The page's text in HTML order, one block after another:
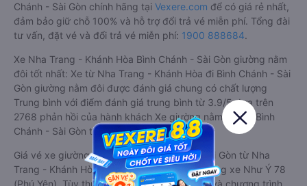
Chánh - Sài Gòn chính hãng tại Vexere.com để có giá rẻ nhất,
đảm bảo giữ chỗ 100% và hỗ trợ đổi trả vé miễn phí. Tổng đài
tư vấn, đặt vé và đổi trả vé miễn phí: 1900 888684.
Xe Nha Trang - Khánh Hòa Bình Chánh - Sài Gòn giường nằm
đôi tốt nhất: Xe từ Nha Trang - Khánh Hòa đi Bình Chánh - Sài
Gòn giường nằm đôi được đánh giá chung có chất lượng
Trung bình với điểm đánh giá trung bình từ 3.9/5 dựa trên
2768 phản hồi của hành khách Xe giường nằm đôi về Bình
Chánh - Sài Gòn từ Nha Trang - Khánh Hòa.
Giá vé xe giường nằm đôi đi Bình Chánh - Sài Gòn từ Nha
Trang - Khánh Hòa rẻ nhất là 450000 của hãng xe Như Ý 78
(Phú Yên). Tùy thuộc vào vị trí ngồi của bạn và chương trình